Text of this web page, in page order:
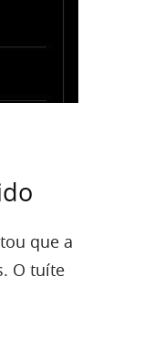
que a
O tuíte